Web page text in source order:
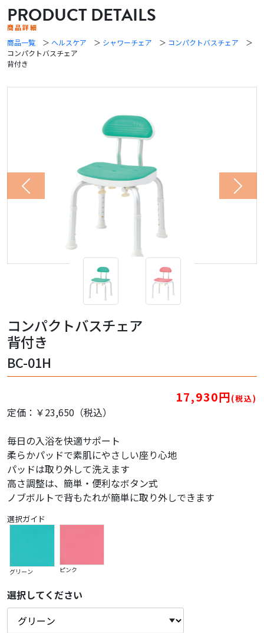
PRODUCT DETAILS
商品詳細
商品一覧 ＞ ヘルスケア ＞ シャワーチェア ＞ コンパクトバスチェア ＞
コンパクトバスチェア
背付き
Previous Next
コンパクトバスチェア
背付き
BC-01H
17,930円(税込)
定価：￥23,650（税込）
毎日の入浴を快適サポート
柔らかパッドで素肌にやさしい座り心地
パッドは取り外して洗えます
高さ調整は、簡単・便利なボタン式
ノブボルトで背もたれが簡単に取り外しできます
選択ガイド
グリーン ピンク
選択してください